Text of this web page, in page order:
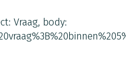
Vraag, body: